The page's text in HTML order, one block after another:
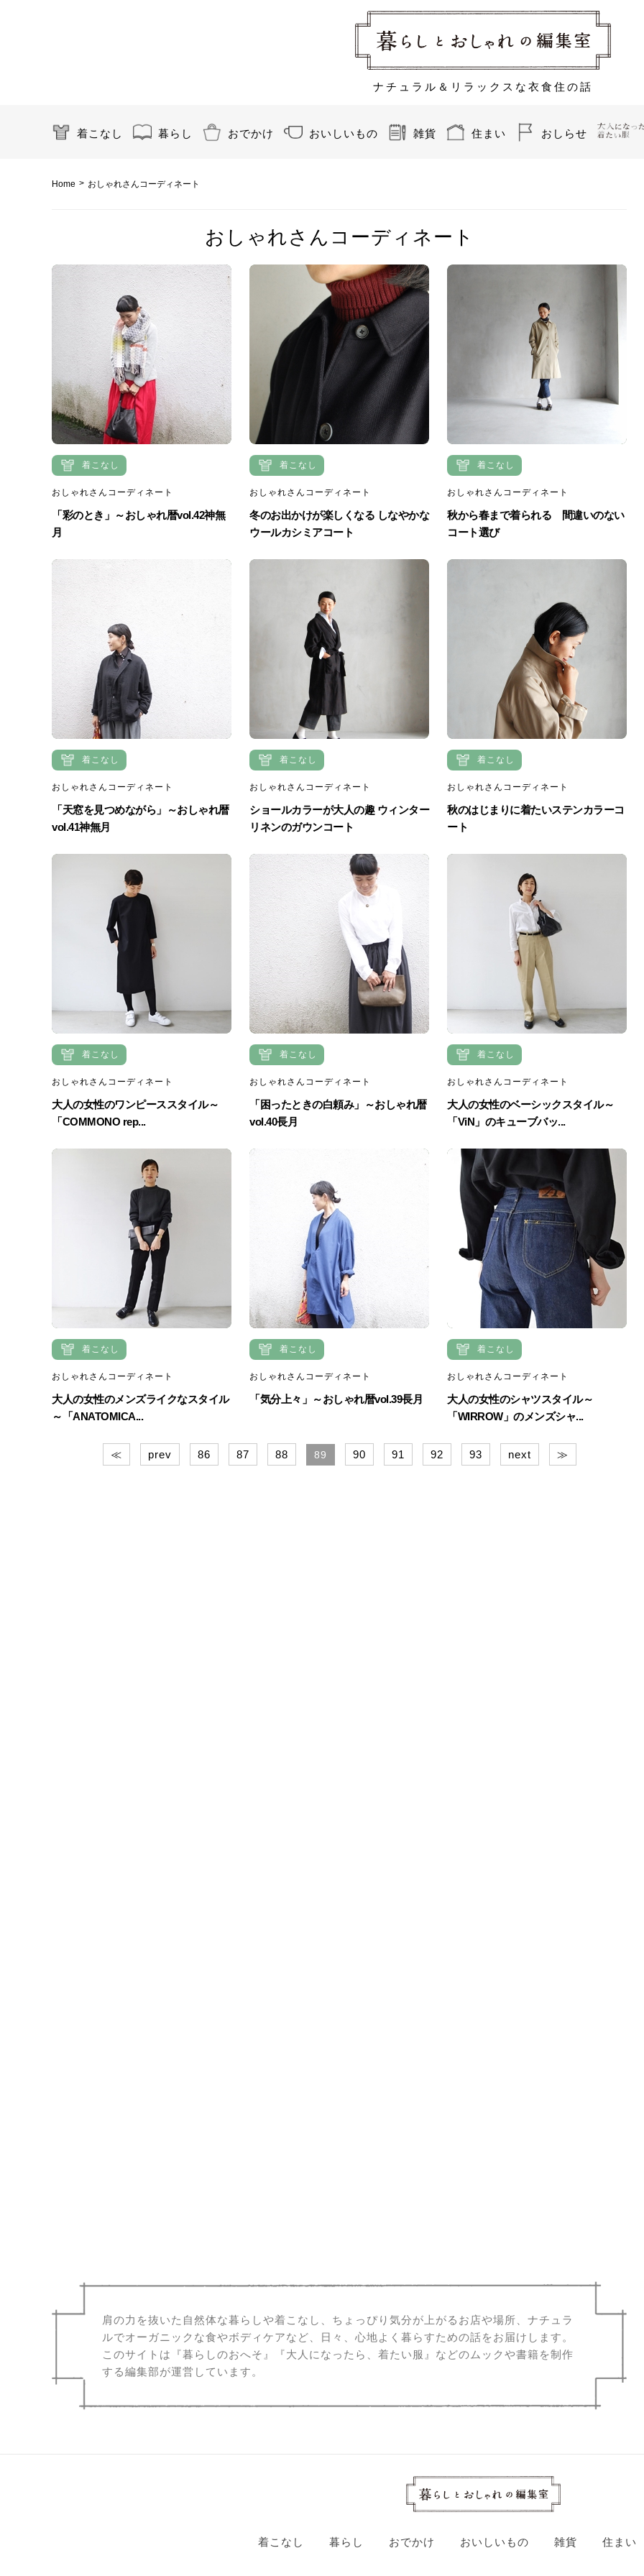
ナチュラル＆リラックスな衣食住の話
着こなし 暮らし おでかけ おいしいもの 雑貨 住まい おしらせ
Home > おしゃれさんコーディネート
おしゃれさんコーディネート
着こなし
おしゃれさんコーディネート
「彩のとき」～おしゃれ暦vol.42神無
月
着こなし
おしゃれさんコーディネート
冬のお出かけが楽しくなる しなやかな
ウールカシミアコート
着こなし
おしゃれさんコーディネート
秋から春まで着られる 間違いのない
コート選び
着こなし
おしゃれさんコーディネート
「天窓を見つめながら」～おしゃれ暦
vol.41神無月
着こなし
おしゃれさんコーディネート
ショールカラーが大人の趣 ウィンター
リネンのガウンコート
着こなし
おしゃれさんコーディネート
秋のはじまりに着たいステンカラーコ
ート
着こなし
おしゃれさんコーディネート
大人の女性のワンピーススタイル～
「COMMONO rep...
着こなし
おしゃれさんコーディネート
「困ったときの白頼み」～おしゃれ暦
vol.40長月
着こなし
おしゃれさんコーディネート
大人の女性のベーシックスタイル～
「ViN」のキューブバッ...
着こなし
おしゃれさんコーディネート
大人の女性のメンズライクなスタイル
～「ANATOMICA...
着こなし
おしゃれさんコーディネート
「気分上々」～おしゃれ暦vol.39長月
着こなし
おしゃれさんコーディネート
大人の女性のシャツスタイル～
「WIRROW」のメンズシャ...
≪ prev 86 87 88 89 90 91 92 93 next ≫
肩の力を抜いた自然体な暮らしや着こなし、ちょっぴり気分が上がるお店や場所、ナチュラ
ルでオーガニックな食やボディケアなど、日々、心地よく暮らすための話をお届けします。
このサイトは『暮らしのおへそ』『大人になったら、着たい服』などのムックや書籍を制作
する編集部が運営しています。
着こなし 暮らし おでかけ おいしいもの 雑貨 住まい